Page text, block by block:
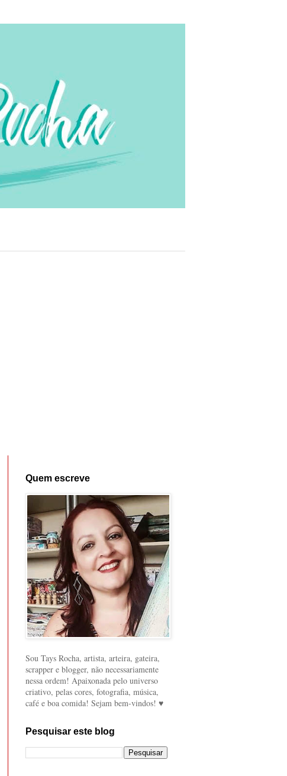
Quem escreve
Sou Tays Rocha, artista, arteira, gateira,
scrapper e blogger, não necessariamente
nessa ordem! Apaixonada pelo universo
criativo, pelas cores, fotografia, música,
café e boa comida! Sejam bem-vindos! ♥
Pesquisar este blog